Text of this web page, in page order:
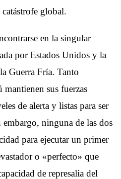
catástrofe global.
en la singular
por Estados Unidos y la
Guerra Fría. Tanto
sus fuerzas
de alerta y listas para ser
embargo, ninguna de las dos
para ejecutar un primer
o «perfecto» que
de represalia del